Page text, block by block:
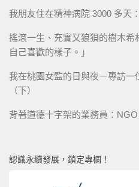
我朋友住在精神病院 3000 多天
搖滾一生、充實又狼狽的樹木
自己喜歡的樣子。」
我在桃園女監的日與夜－專訪一
（下）
背著道德十字架的業務員：
認識永續發展，鎖定專欄！